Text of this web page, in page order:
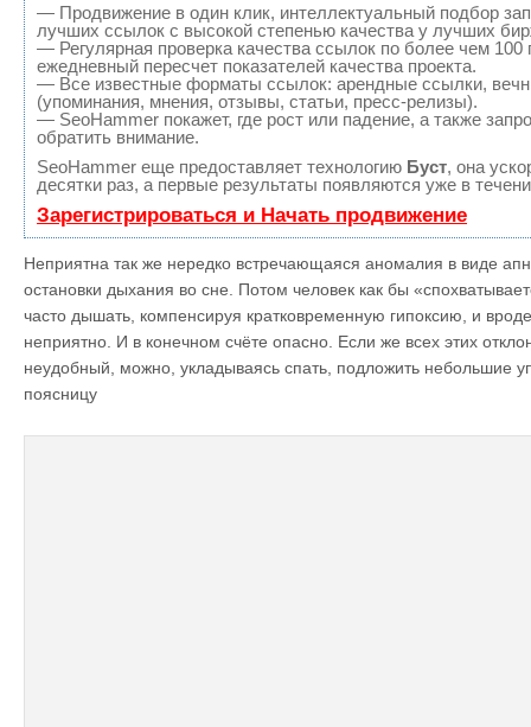
— Продвижение в один клик, интеллектуальный подбор
лучших ссылок с высокой степенью качества у лучших
— Регулярная проверка качества ссылок по более чем 100
ежедневный пересчет показателей качества проекта.
— Все известные форматы ссылок: арендные ссылки,
(упоминания, мнения, отзывы, статьи, пресс-релизы).
— SeoHammer покажет, где рост или падение, а также
обратить внимание.
SeoHammer еще предоставляет технологию Буст, она
десятки раз, а первые результаты появляются уже в
Зарегистрироваться и Начать продвижение
Неприятна так же нередко встречающаяся аномалия в виде
остановки дыхания во сне. Потом человек как бы
часто дышать, компенсируя кратковременную гипоксию, и
неприятно. И в конечном счёте опасно. Если же всех этих
неудобный, можно, укладываясь спать, подложить небольшие
поясницу